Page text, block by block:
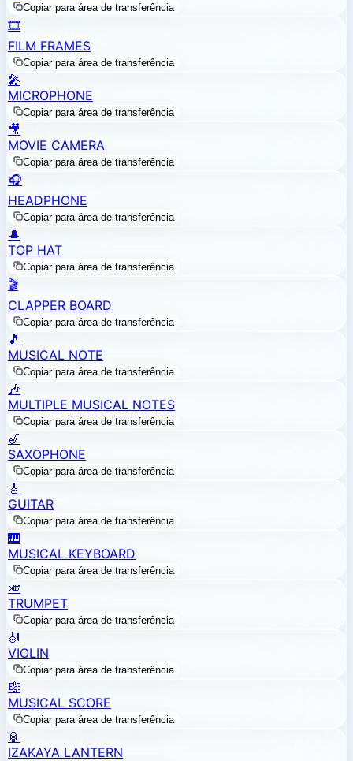
Copiar para área de transferência
🎞️
FILM FRAMES
Copiar para área de transferência
🎤
MICROPHONE
Copiar para área de transferência
🎥
MOVIE CAMERA
Copiar para área de transferência
🎧
HEADPHONE
Copiar para área de transferência
🎩
TOP HAT
Copiar para área de transferência
🎬
CLAPPER BOARD
Copiar para área de transferência
🎵
MUSICAL NOTE
Copiar para área de transferência
🎶
MULTIPLE MUSICAL NOTES
Copiar para área de transferência
🎷
SAXOPHONE
Copiar para área de transferência
🎸
GUITAR
Copiar para área de transferência
🎹
MUSICAL KEYBOARD
Copiar para área de transferência
🎺
TRUMPET
Copiar para área de transferência
🎻
VIOLIN
Copiar para área de transferência
🎼
MUSICAL SCORE
Copiar para área de transferência
🏮
IZAKAYA LANTERN